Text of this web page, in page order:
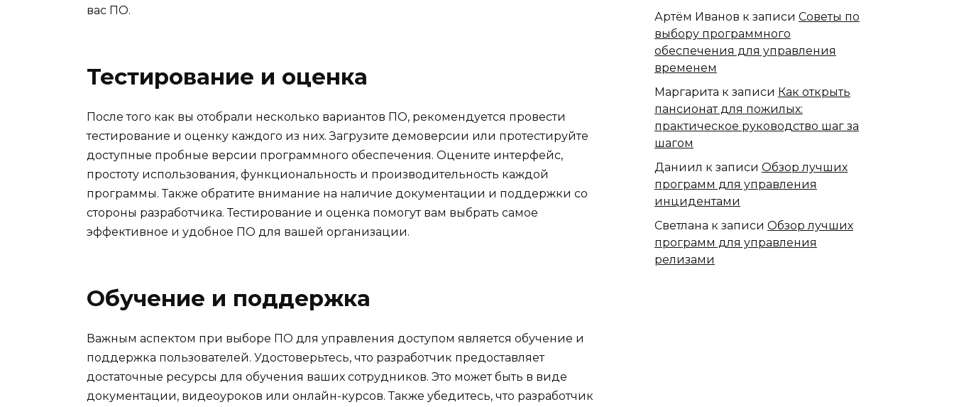
вас ПО.
Тестирование и оценка
После того как вы отобрали несколько вариантов ПО, рекомендуется провести
тестирование и оценку каждого из них. Загрузите демоверсии или протестируйте
доступные пробные версии программного обеспечения. Оцените интерфейс,
простоту использования, функциональность и производительность каждой
программы. Также обратите внимание на наличие документации и поддержки со
стороны разработчика. Тестирование и оценка помогут вам выбрать самое
эффективное и удобное ПО для вашей организации.
Обучение и поддержка
Важным аспектом при выборе ПО для управления доступом является обучение и
поддержка пользователей. Удостоверьтесь, что разработчик предоставляет
достаточные ресурсы для обучения ваших сотрудников. Это может быть в виде
документации, видеоуроков или онлайн-курсов. Также убедитесь, что разработчик
Артём Иванов к записи Советы по
выбору программного
обеспечения для управления
временем
Маргарита к записи Как открыть
пансионат для пожилых:
практическое руководство шаг за
шагом
Даниил к записи Обзор лучших
программ для управления
инцидентами
Светлана к записи Обзор лучших
программ для управления
релизами